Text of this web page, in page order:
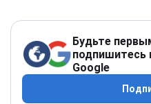
Будьте
подпишитесь
Google